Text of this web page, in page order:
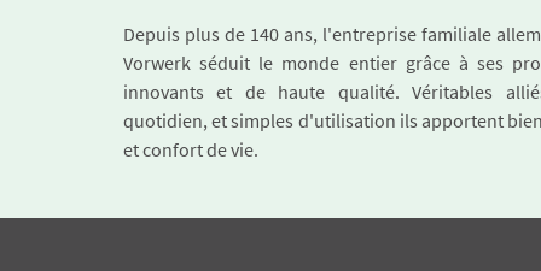
Depuis plus de 140 ans, l'entreprise familiale
Vorwerk séduit le monde entier grâce à ses
innovants et de haute qualité. Véritables
quotidien, et simples d'utilisation ils apportent
et confort de vie.